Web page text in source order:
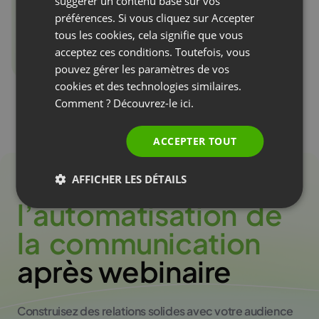
Lire la suite
Misez sur
l’automatisation de
la communication
après webinaire
Construisez des relations solides avec votre audience
SPANISH
PORTUGUESE
préférences. Si vous cliquez sur Accepter
tous les cookies, cela signifie que vous
acceptez ces conditions. Toutefois, vous
pouvez gérer les paramètres de vos
cookies et des technologies similaires.
Comment ? Découvrez-le ici.
ACCEPTER TOUT
AFFICHER LES DÉTAILS